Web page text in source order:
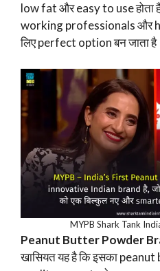
low fat और easy to use होता
working professionals और
लिए perfect option बन जाता
MYPB Shark Tank
Peanut Butter Powder
खासियत यह है कि इसका